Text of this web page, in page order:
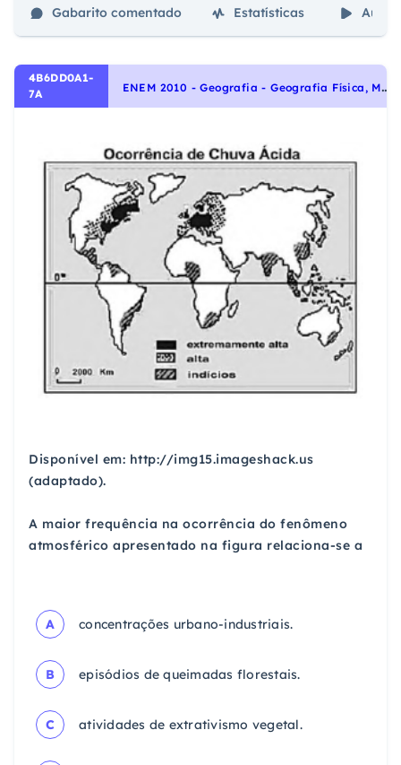
Gabarito comentado Estatísticas Aulas
4B6DD0A1-
7A
E
NEM 2010 - Geografia - Geografia Física, Meio Ambiente na Geografia, Impactos e soluções nos meios natural e rural, Clima
Disponível em: http://img15.imageshack.us
(adaptado).
A maior frequência na ocorrência do fenômeno
atmosférico apresentado na figura relaciona-se a
A concentrações urbano-industriais.
B episódios de queimadas florestais.
C atividades de extrativismo vegetal.